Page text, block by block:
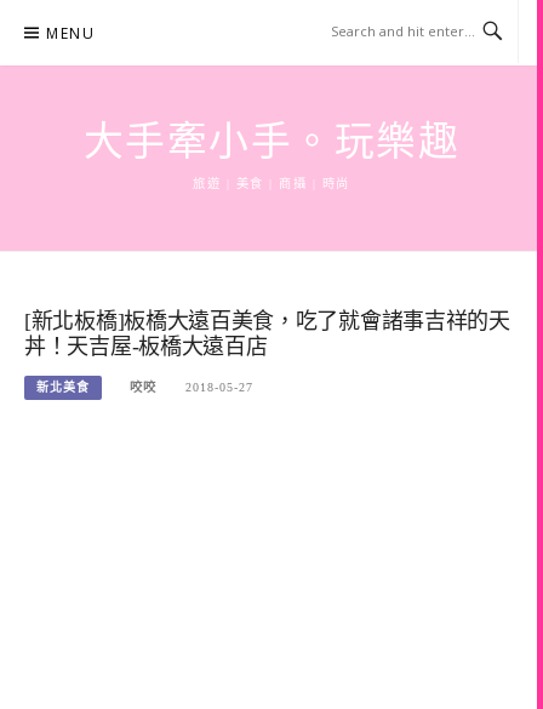
content
MENU
大手牽小手。玩樂趣
旅遊 | 美食 | 商攝 | 時尚
[新北板橋]板橋大遠百美食，吃了就會諸事吉祥的天
丼！天吉屋-板橋大遠百店
新北美食 咬咬 2018-05-27